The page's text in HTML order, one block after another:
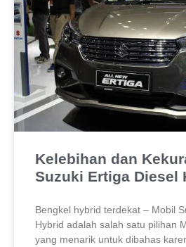
Kelebihan dan
Suzuki Ertiga Diesel
Bengkel hybrid terdekat – Mobil
Hybrid adalah salah satu pilihan
yang menarik untuk dibahas